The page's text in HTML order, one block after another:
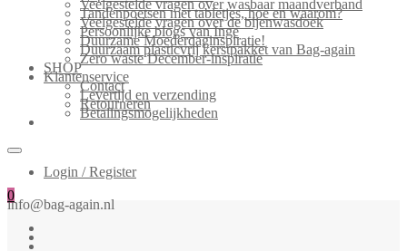
Veelgestelde vragen over wasbaar maandverband
Tandenpoetsen met tabletjes, hoe en waarom?
Veelgestelde vragen over de bijenwasdoek
Persoonlijke blogs van Inge
Duurzame Moederdaginspiratie!
Duurzaam plasticvrij kerstpakket van Bag-again
Zero waste December-inspiratie
SHOP
Klantenservice
Contact
Levertijd en verzending
Retourneren
Betalingsmogelijkheden
Login / Register
0
info@bag-again.nl